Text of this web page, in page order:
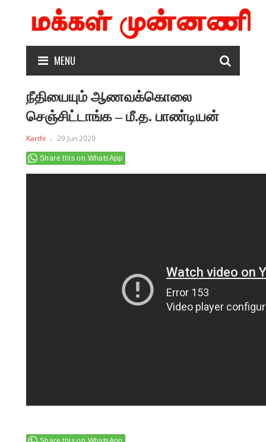
MENU
நீதியையும் ஆணவக்கொலை
செஞ்சிட்டாங்க – மீ.த. பாண்டியன்
Karthi 29 Jun 2020
Share this on WhatsApp